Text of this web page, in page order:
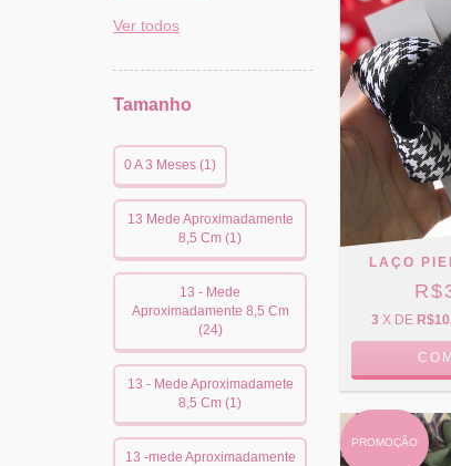
Ver todos
Tamanho
0 A 3 Meses (1)
13 Mede Aproximadamente
8,5 Cm (1)
13 - Mede
Aproximadamente 8,5 Cm
(24)
13 - Mede Aproximadamete
8,5 Cm (1)
13 -mede Aproximadamente
LAÇO
3 X DE
PROMOÇÃO